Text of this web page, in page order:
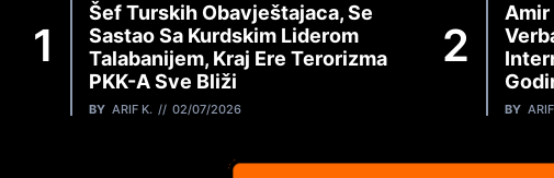
Šef Turskih Obavještajaca, Se
Sastao Sa Kurdskim Liderom
Talabanijem, Kraj Ere Terorizma
PKK-A Sve Bliži
BY ARIF K. 02/07/2026
Amir
BY